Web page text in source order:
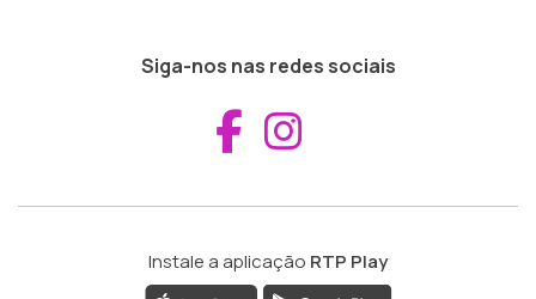
Siga-nos nas redes sociais
Aceder ao
Instale a aplicação RTP Play